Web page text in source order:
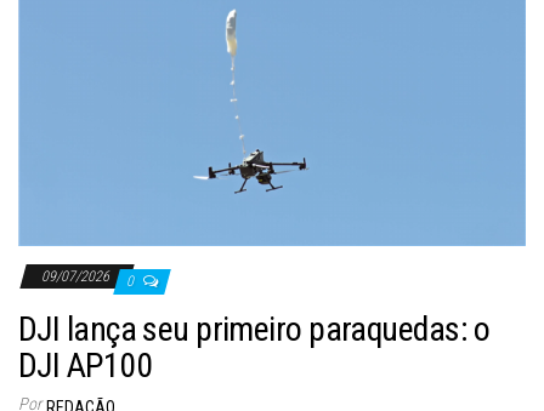
09/07/2026 0
DJI lança seu primeiro paraquedas: o
DJI AP100
Por